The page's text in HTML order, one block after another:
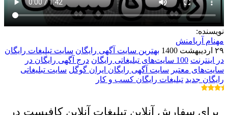
نویسنده:
مهنام آریامنش
۲۹ اردیبهشت 1400
بهترین سایت آگهی رایگان سایت تبلیغات رایگان
در اینترنت 100 سایت‌های تبلیغاتی رایگان
درج آگهی رایگان در
سایت‌های معتبر سایت آگهی رایگان ایران گوگل سایت تبلیغاتی
رایگان جدید تبلیغات رایگان کسب و کار
برای سفارش آنلاین تبلیغات آنلاین کافیست در